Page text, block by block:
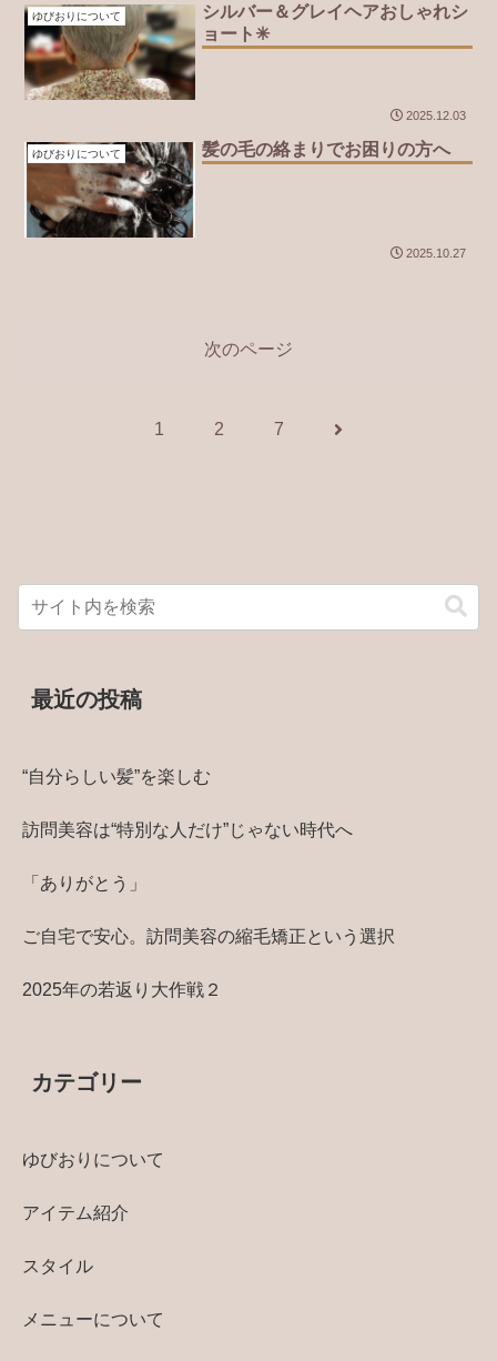
ゆびおりについて
シルバー＆グレイヘアおしゃれシ
ョート✳︎
2025.12.03
ゆびおりについて 髪の毛の絡まりでお困りの方へ
2025.10.27
次のページ
1 2 7 次
最近の投稿
“自分らしい髪”を楽しむ
訪問美容は“特別な人だけ”じゃない時代へ
「ありがとう」
ご自宅で安心。訪問美容の縮毛矯正という選択
2025年の若返り大作戦２
カテゴリー
ゆびおりについて
アイテム紹介
スタイル
メニューについて